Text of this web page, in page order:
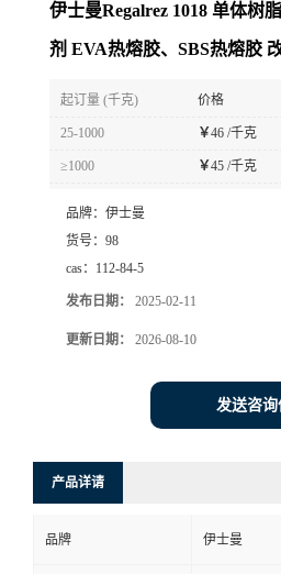
伊士曼Regalrez 1018 单体树
剂 EVA热熔胶、SBS热熔胶
起订量 (千克) 价格
25-1000 ￥46 /千克
≥1000 ￥45 /千克
品牌： 伊士曼
货号： 98
cas： 112-84-5
发布日期： 2025-02-11
更新日期： 2026-08-10
发送咨询
产品详请
品牌 伊士曼